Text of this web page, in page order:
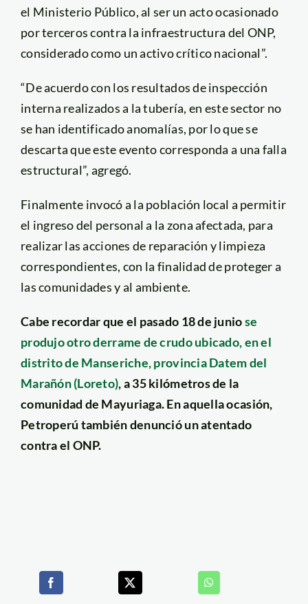
el Ministerio Público, al ser un acto ocasionado
por terceros contra la infraestructura del ONP,
considerado como un activo crítico nacional”.
“De acuerdo con los resultados de inspección
interna realizados a la tubería, en este sector no
se han identificado anomalías, por lo que se
descarta que este evento corresponda a una falla
estructural”, agregó.
Finalmente invocó a la población local a permitir
el ingreso del personal a la zona afectada, para
realizar las acciones de reparación y limpieza
correspondientes, con la finalidad de proteger a
las comunidades y al ambiente.
Cabe recordar que el pasado 18 de juniose
produjo otro derrame de crudo ubicado, en el
distrito de Manseriche, provincia Datem del
Marañón (Loreto), a 35 kilómetros de la
comunidad de Mayuriaga. En aquella ocasión,
Petroperú también denunció un atentado
contra el ONP.